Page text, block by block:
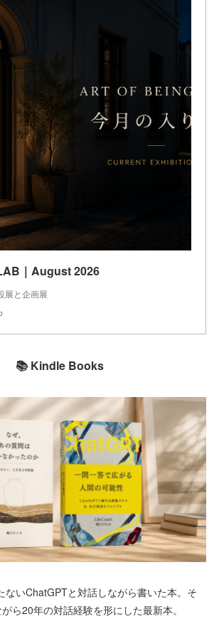
｜August 2026
展と企画展
📚 Kindle Books
ないChatGPTと対話しながら書いた本。そ
ら20年の対話経験を形にした最新本。